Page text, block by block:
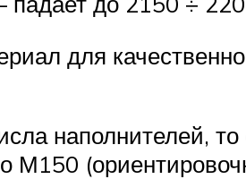
для
наполнителей, то
М150